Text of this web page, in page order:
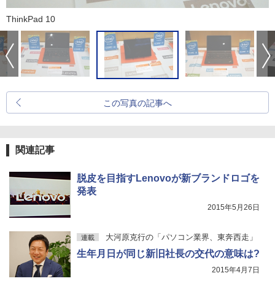
ThinkPad 10
この写真の記事へ
関連記事
脱皮を目指すLenovoが新ブランドロゴを
発表
2015年5月26日
連載 大河原克行の「パソコン業界、東奔西走」
生年月日が同じ新旧社長の交代の意味は?
2015年4月7日